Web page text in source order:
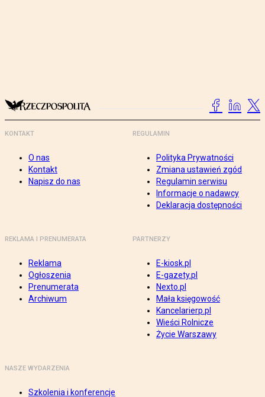
KONTAKT
O nas
Kontakt
Napisz do nas
REGULAMIN
Polityka Prywatności
Zmiana ustawień zgód
Regulamin serwisu
Informacje o nadawcy
Deklaracja dostępności
REKLAMA I PRENUMERATA
Reklama
Ogłoszenia
Prenumerata
Archiwum
PARTNERZY
E-kiosk.pl
E-gazety.pl
Nexto.pl
Mała księgowość
Kancelarierp.pl
Wieści Rolnicze
Życie Warszawy
NASZE WYDARZENIA
Szkolenia i konferencje